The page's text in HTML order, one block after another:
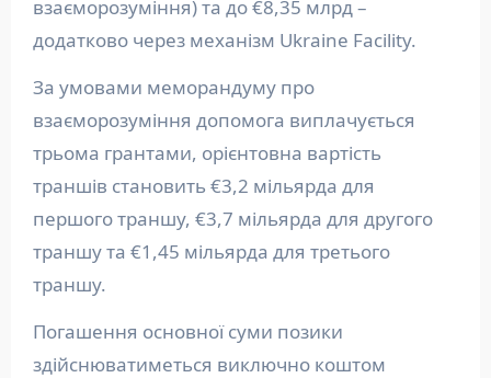
взаєморозуміння) та до €8,35 млрд –
додатково через механізм Ukraine Facility.
За умовами меморандуму про
взаєморозуміння допомога виплачується
трьома грантами, орієнтовна вартість
траншів становить €3,2 мільярда для
першого траншу, €3,7 мільярда для другого
траншу та €1,45 мільярда для третього
траншу.
Погашення основної суми позики
здійснюватиметься виключно коштом